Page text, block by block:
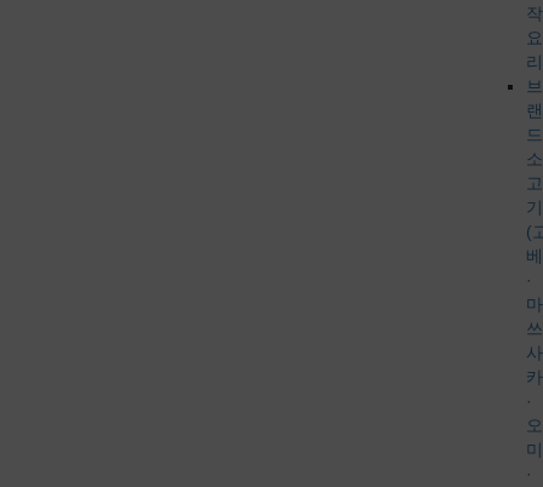
작
요
리
브
랜
드
소
고
기
(
베
·
마
쓰
사
카
·
오
미
·